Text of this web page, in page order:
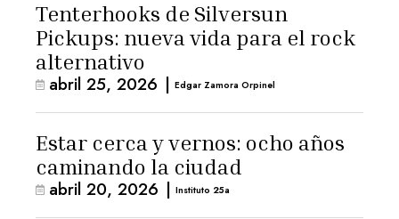
Tenterhooks de Silversun
Pickups: nueva vida para el rock
alternativo
abril 25, 2026 | Edgar Zamora Orpinel
Estar cerca y vernos: ocho años
caminando la ciudad
abril 20, 2026 | Instituto 25a